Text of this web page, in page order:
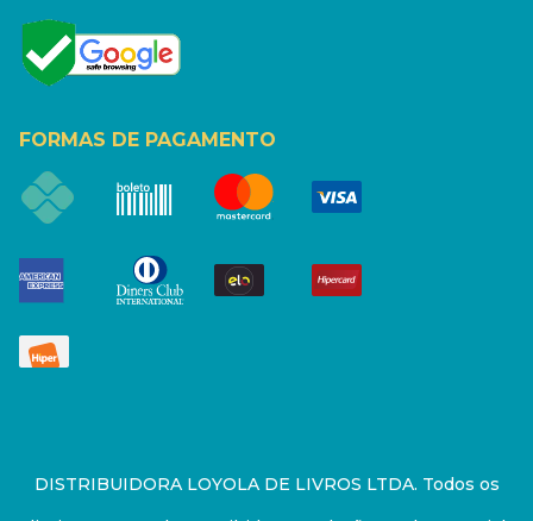
FORMAS DE PAGAMENTO
DISTRIBUIDORA LOYOLA DE LIVROS LTDA. Todos os